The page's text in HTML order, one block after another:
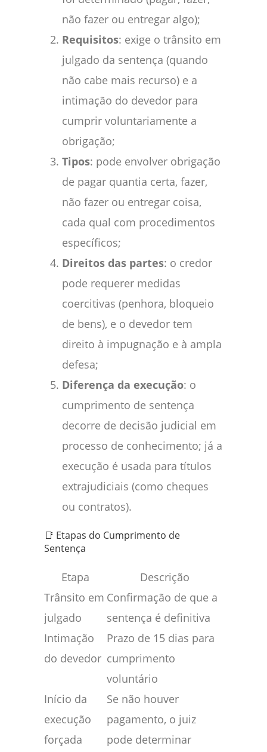
não fazer ou entregar algo);
Requisitos: exige o trânsito em
julgado da sentença (quando
não cabe mais recurso) e a
intimação do devedor para
cumprir voluntariamente a
obrigação;
Tipos: pode envolver obrigação
de pagar quantia certa, fazer,
não fazer ou entregar coisa,
cada qual com procedimentos
específicos;
Direitos das partes: o credor
pode requerer medidas
coercitivas (penhora, bloqueio
de bens), e o devedor tem
direito à impugnação e à ampla
defesa;
Diferença da execução: o
cumprimento de sentença
decorre de decisão judicial em
processo de conhecimento; já a
execução é usada para títulos
extrajudiciais (como cheques
ou contratos).
📑 Etapas do Cumprimento de
Sentença
Etapa
Descrição
Trânsito em
julgado
Confirmação de que a
sentença é definitiva
Intimação
do devedor
Prazo de 15 dias para
cumprimento
voluntário
Início da
execução
forçada
Se não houver
pagamento, o juiz
pode determinar